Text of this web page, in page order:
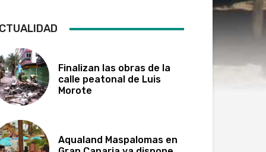
Finalizan las obras de la
calle peatonal de Luis
Morote
Aqualand Maspalomas en